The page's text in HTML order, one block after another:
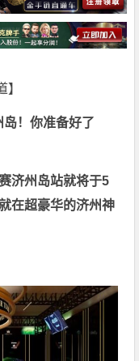
】
！你准备好了
济州岛站就将于5
在超豪华的济州神